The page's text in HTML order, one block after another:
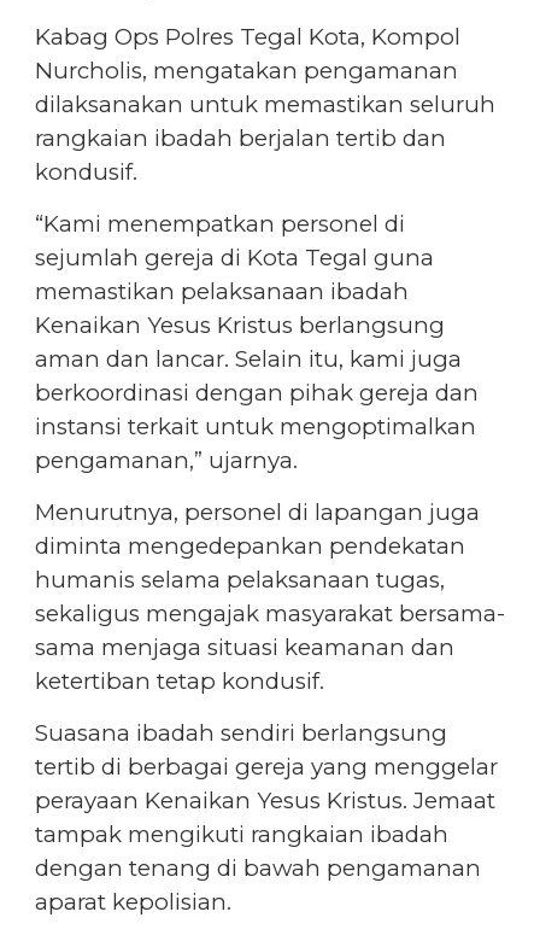
Kabag Ops Polres Tegal Kota, Kompol
Nurcholis, mengatakan pengamanan
dilaksanakan untuk memastikan seluruh
rangkaian ibadah berjalan tertib dan
kondusif.
“Kami menempatkan personel di
sejumlah gereja di Kota Tegal guna
memastikan pelaksanaan ibadah
Kenaikan Yesus Kristus berlangsung
aman dan lancar. Selain itu, kami juga
berkoordinasi dengan pihak gereja dan
instansi terkait untuk mengoptimalkan
pengamanan,” ujarnya.
Menurutnya, personel di lapangan juga
diminta mengedepankan pendekatan
humanis selama pelaksanaan tugas,
sekaligus mengajak masyarakat bersama-
sama menjaga situasi keamanan dan
ketertiban tetap kondusif.
Suasana ibadah sendiri berlangsung
tertib di berbagai gereja yang menggelar
perayaan Kenaikan Yesus Kristus. Jemaat
tampak mengikuti rangkaian ibadah
dengan tenang di bawah pengamanan
aparat kepolisian.